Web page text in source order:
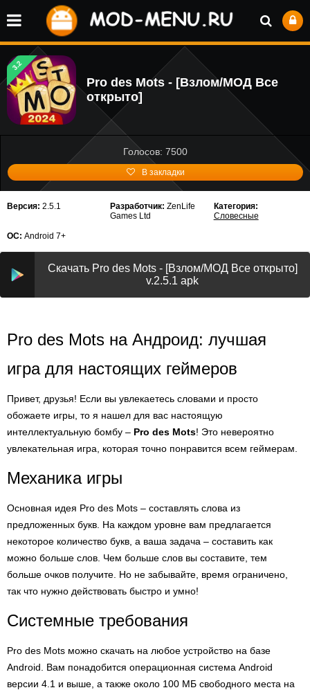
3.2
Pro des Mots - [Взлом/МОД Все
открыто]
Голосов: 7500
В закладки
Версия: 2.5.1 Разработчик: ZenLife
Games Ltd
Категория:
Словесные
ОС: Android 7+
Скачать Pro des Mots - [Взлом/МОД Все открыто]
v.2.5.1 apk
Pro des Mots на Андроид: лучшая
игра для настоящих геймеров
Привет, друзья! Если вы увлекаетесь словами и просто
обожаете игры, то я нашел для вас настоящую
интеллектуальную бомбу – Pro des Mots! Это невероятно
увлекательная игра, которая точно понравится всем геймерам.
Механика игры
Основная идея Pro des Mots – составлять слова из
предложенных букв. На каждом уровне вам предлагается
некоторое количество букв, а ваша задача – составить как
можно больше слов. Чем больше слов вы составите, тем
больше очков получите. Но не забывайте, время ограничено,
так что нужно действовать быстро и умно!
Системные требования
Pro des Mots можно скачать на любое устройство на базе
Android. Вам понадобится операционная система Android
версии 4.1 и выше, а также около 100 МБ свободного места на